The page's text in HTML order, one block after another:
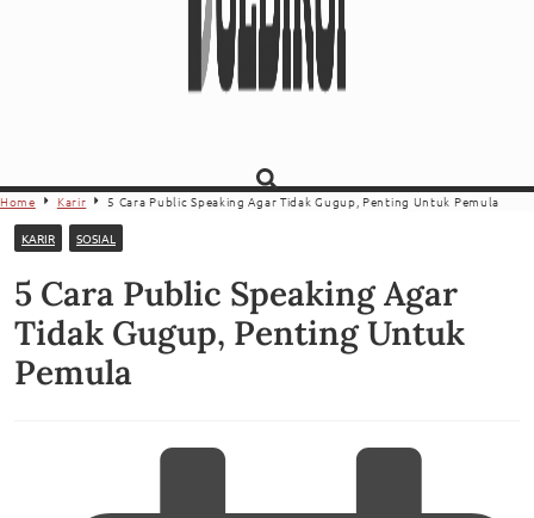
Home Karir 5 Cara Public Speaking Agar Tidak Gugup, Penting Untuk Pemula
KARIR SOSIAL
5 Cara Public Speaking Agar
Tidak Gugup, Penting Untuk
Pemula